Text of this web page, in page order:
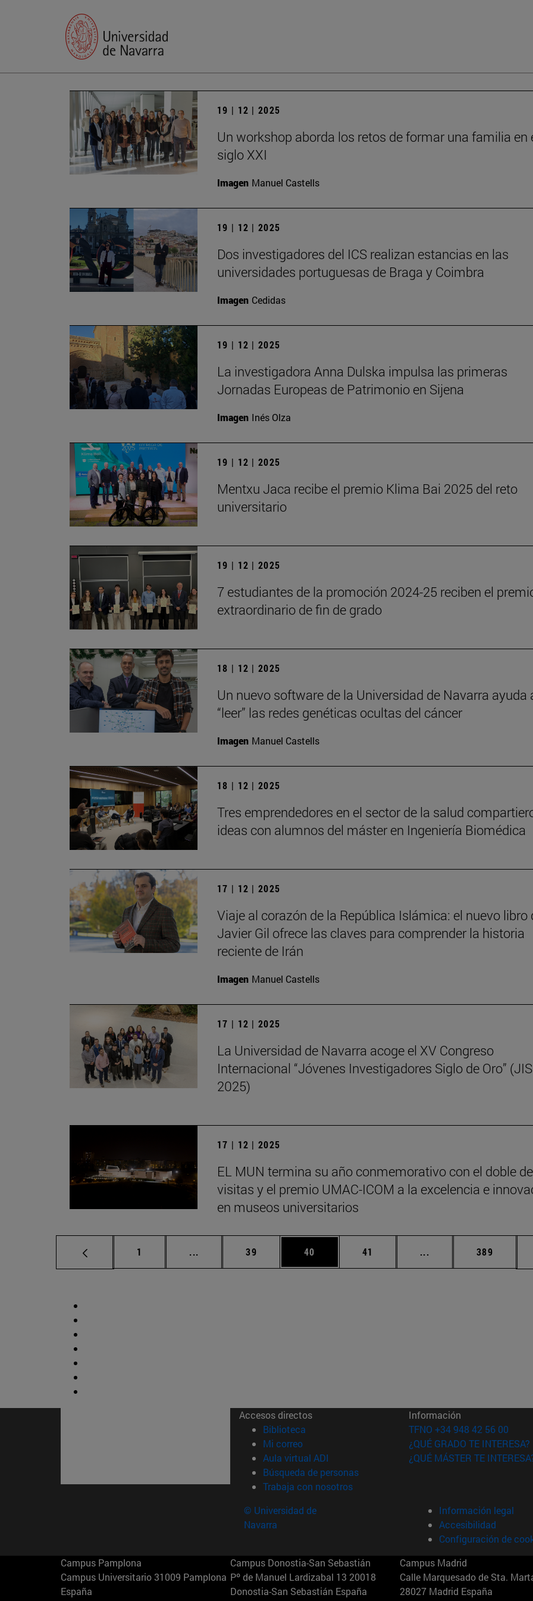
19 | 12 | 2025
Un workshop aborda los retos de formar una familia en
siglo XXI
Imagen Manuel Castells
19 | 12 | 2025
Dos investigadores del ICS realizan estancias en las
universidades portuguesas de Braga y Coimbra
Imagen Cedidas
19 | 12 | 2025
La investigadora Anna Dulska impulsa las primeras
Jornadas Europeas de Patrimonio en Sijena
Imagen Inés Olza
19 | 12 | 2025
Mentxu Jaca recibe el premio Klima Bai 2025 del reto
universitario
19 | 12 | 2025
7 estudiantes de la promoción 2024-25 reciben el
extraordinario de fin de grado
18 | 12 | 2025
Un nuevo software de la Universidad de Navarra ayuda
“leer” las redes genéticas ocultas del cáncer
Imagen Manuel Castells
18 | 12 | 2025
Tres emprendedores en el sector de la salud
ideas con alumnos del máster en Ingeniería Biomédica
17 | 12 | 2025
Viaje al corazón de la República Islámica: el nuevo libro
Javier Gil ofrece las claves para comprender la historia
reciente de Irán
Imagen Manuel Castells
17 | 12 | 2025
La Universidad de Navarra acoge el XV Congreso
Internacional “Jóvenes Investigadores Siglo de Oro”
2025)
17 | 12 | 2025
EL MUN termina su año conmemorativo con el doble de
visitas y el premio UMAC-ICOM a la excelencia e
en museos universitarios
Página
1 ... Páginas intermedias Use TAB para desplazarse.
Página
39 Página
40 Página
41 ... Páginas intermedias
Página
389
Accesos directos
Biblioteca (abre en nueva ventana)
Mi correo(abre en nueva ventana)
Aula virtual ADI (abre en nueva ventana)
Búsqueda de personas(abre en nueva ventana)
Trabaja con nosotros(abre en nueva ventana)
Información
TFNO +34 948 42 56 00
¿QUÉ GRADO TE INTERESA?
¿QUÉ MÁSTER TE
© Universidad de
Navarra
Información legal
Accesibilidad
Configuración de
Campus Pamplona
Campus Universitario 31009 Pamplona
España
Campus Donostia-San Sebastián
Pº de Manuel Lardizabal 13 20018
Donostia-San Sebastián España
Campus Madrid
Calle Marquesado de Sta.
28027 Madrid España